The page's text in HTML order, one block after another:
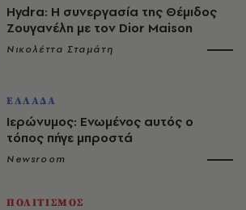
Hydra: Η συνεργασία της Θέμιδος
Ζουγανέλη με τον Dior Maison
Νικολέττα Σταμάτη
ΕΛΛΑΔΑ
Ιερώνυμος: Ενωμένος αυτός ο
τόπος πήγε μπροστά
Newsroom
ΠΟΛΙΤΙΣΜΟΣ